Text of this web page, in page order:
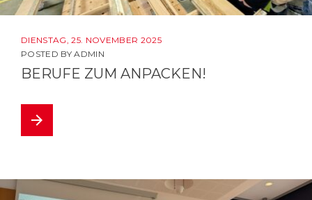
DIENSTAG, 25. NOVEMBER 2025
POSTED BYADMIN
BERUFE ZUM ANPACKEN!
arrow_forward